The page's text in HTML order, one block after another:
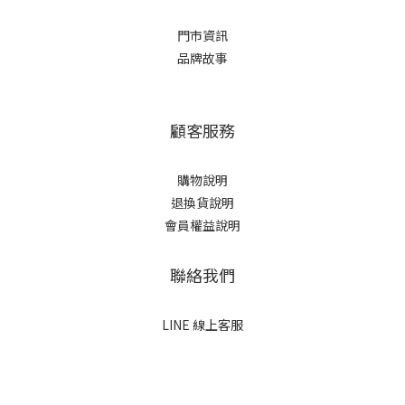
門市資訊
品牌故事
顧客服務
購物說明
退換貨說明
會員權益說明
聯絡我們
LINE 線上客服